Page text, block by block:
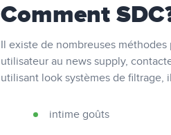
Comment
Il existe de nombreuses
utilisateur au news supply,
utilisant look systèmes de filtrage,
intime goûts